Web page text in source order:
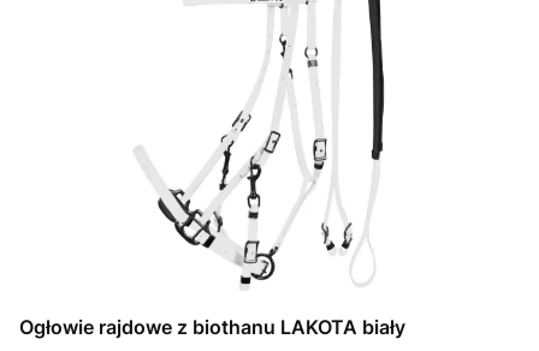
Ogłowie rajdowe z biothanu LAKOTA biały